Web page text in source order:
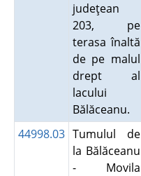
judeţean
203, pe
terasa înaltă
de pe malul
drept al
lacului
Bălăceanu.
44998.03 Tumulul de
la Bălăceanu
- Movila